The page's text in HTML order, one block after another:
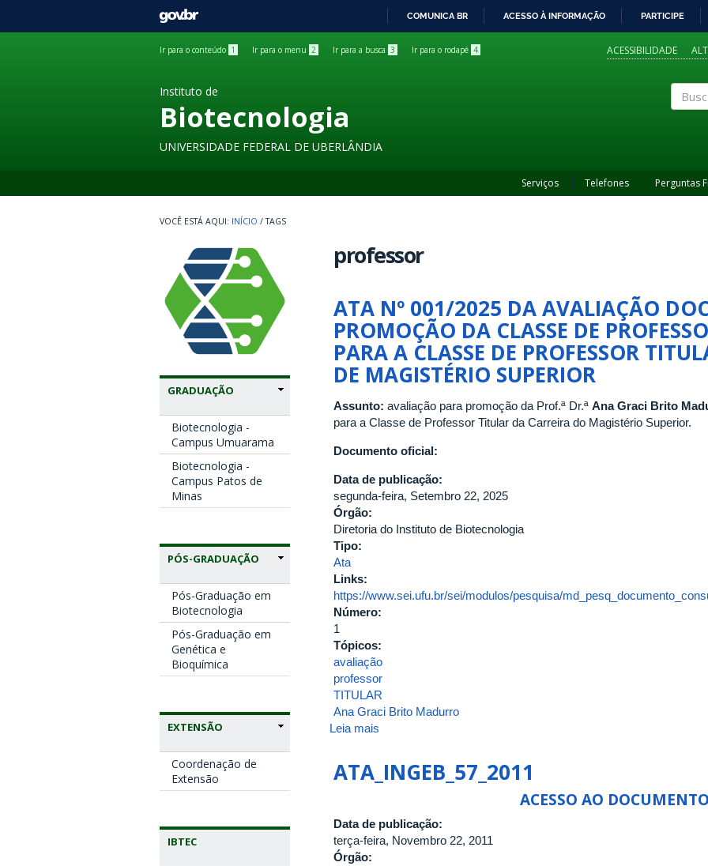
GOVBR
COMUNICA BR ACESSO À INFORMAÇÃO PARTICIPE
Ir para o conteúdo 1 Ir para o menu 2 Ir para a busca 3 Ir para o rodapé 4 ACESSIBILIDADE
Instituto de
Biotecnologia
UNIVERSIDADE FEDERAL DE UBERLÂNDIA
Serviços Telefones Perguntas
INÍCIO / TAGS
GRADUAÇÃO
Biotecnologia -
Campus Umuarama
Biotecnologia -
Campus Patos de
Minas
PÓS-GRADUAÇÃO
Pós-Graduação em
Biotecnologia
Pós-Graduação em
Genética e
Bioquímica
EXTENSÃO
Coordenação de
Extensão
IBTEC
professor
ATA Nº 001/2025 DA AVALIAÇÃO
PROMOÇÃO DA CLASSE DE
PARA A CLASSE DE PROFESSOR
DE MAGISTÉRIO SUPERIOR
Assunto: avaliação para promoção da Prof.ª Dr.ª Ana Graci Brito
para a Classe de Professor Titular da Carreira do Magistério Superior.
Documento oficial:
Data de publicação:
segunda-feira, Setembro 22, 2025
Órgão:
Diretoria do Instituto de Biotecnologia
Tipo:
Ata
Links:
https://www.sei.ufu.br/sei/modulos/pesquisa/
Número:
1
Tópicos:
avaliação
professor
TITULAR
Ana Graci Brito Madurro
Leia mais
001/2025
DOCENTE
PARA
ATA_INGEB_57_2011
ACESSO AO
Data de publicação:
terça-feira, Novembro 22, 2011
Órgão: